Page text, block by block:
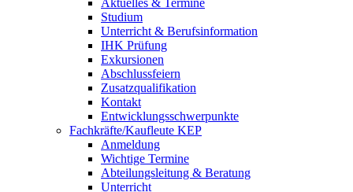
Aktuelles & Termine
Studium
Unterricht & Berufsinformation
IHK Prüfung
Exkursionen
Abschlussfeiern
Zusatzqualifikation
Kontakt
Entwicklungsschwerpunkte
Fachkräfte/Kaufleute KEP
Anmeldung
Wichtige Termine
Abteilungsleitung & Beratung
Unterricht